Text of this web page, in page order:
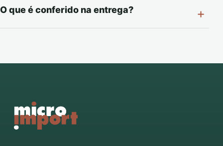
O que é conferido na entrega?